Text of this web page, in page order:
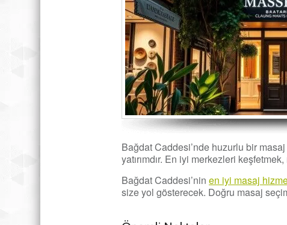
Bağdat Caddesi’nde huzurlu bir
yatırımdır. En iyi merkezleri
Bağdat Caddesi’nin en iyi masaj
size yol gösterecek. Doğru masaj